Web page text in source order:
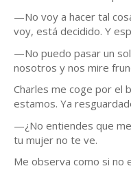
—No voy a hacer tal
voy, está decidido. Y
—No puedo pasar un
nosotros y nos mire
Charles me coge por el
estamos. Ya
—¿No entiendes que
tu mujer no te ve.
Me observa como si no